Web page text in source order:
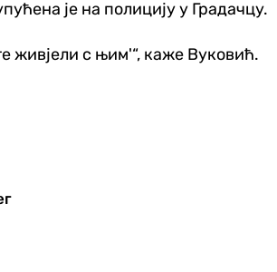
је на полицију у Градачцу.
живјели с њим'“, каже Вуковић.